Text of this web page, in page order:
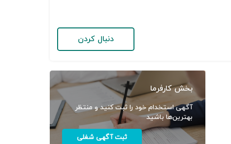
دنبال کردن
بخش کارفرما
آگهی استخدام خود را ثبت کنید و منتظر
بهترین‌ها باشید
ثبت آگهی شغلی